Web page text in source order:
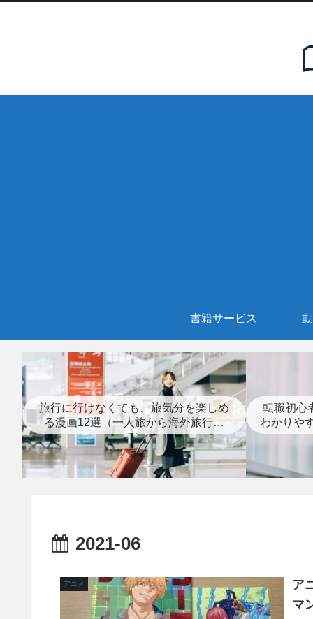
書籍サービス
旅行に行けなくても、旅気分を楽しめ
る漫画12選（一人旅から海外旅行ま
で）
転職初心
わかりや
2021-06
アニメ
ア
マ